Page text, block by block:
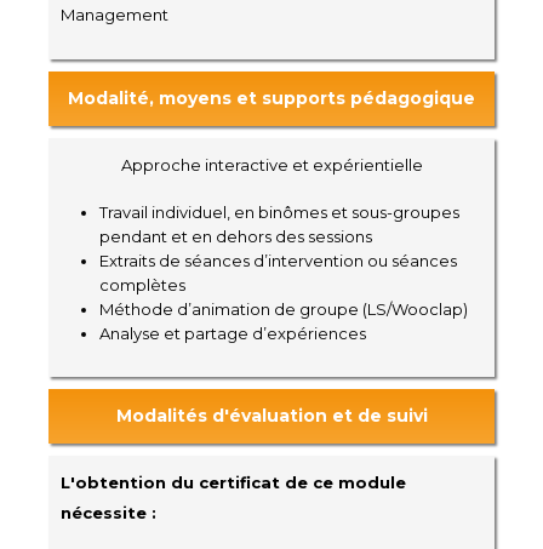
Management
Modalité, moyens et supports pédagogique
Approche interactive et expérientielle
Travail individuel, en binômes et sous-groupes
pendant et en dehors des sessions
Extraits de séances d’intervention ou séances
complètes
Méthode d’animation de groupe (LS/Wooclap)
Analyse et partage d’expériences
Modalités d'évaluation et de suivi
L'obtention du certificat de ce module
nécessite :